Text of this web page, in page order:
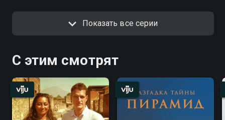
Показать все серии
С этим смотрят